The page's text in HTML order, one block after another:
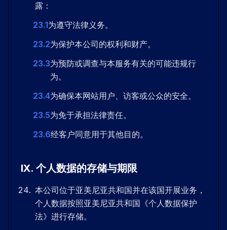
露：
23.1为遵守法律义务。
23.2为保护本公司的权利和财产。
23.3为预防或调查与本服务有关的可能违规行
为。
23.4为确保本网站用户、访客或公众的安全。
23.5为免于承担法律责任。
23.6经客户同意用于其他目的。
IX. 个人数据的存储与期限
本公司位于亚美尼亚共和国并在该国开展业务，
个人数据按照亚美尼亚共和国《个人数据保护
法》进行存储。